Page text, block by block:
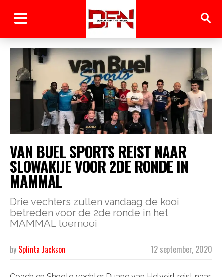
VAN BUEL SPORTS REIST NAAR
SLOWAKIJE VOOR 2DE RONDE IN
MAMMAL
Drie vechters zullen vandaag de kooi
betreden voor de 2de ronde in het
MAMMAL toernooi
12 september, 2020
by Splinta Jackson